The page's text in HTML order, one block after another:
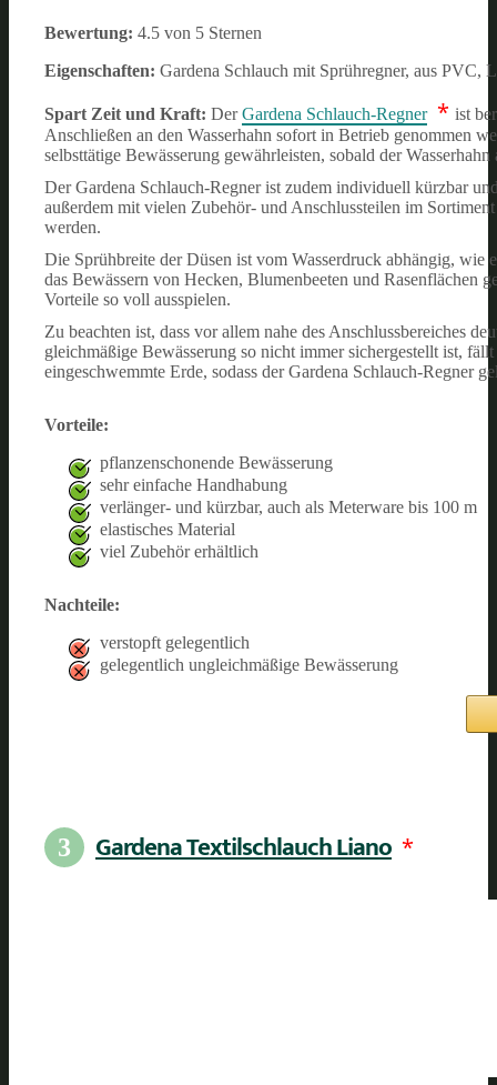
Bewertung: 4.5 von 5 Sternen
Eigenschaften: Gardena Schlauch mit Sprühregner, aus PVC,
Spart Zeit und Kraft: DerGardena Schlauch-Regner * ist
Anschließen an den Wasserhahn sofort in Betrieb genommen
selbsttätige Bewässerung gewährleisten, sobald der
Der Gardena Schlauch-Regner ist zudem individuell kürzbar
außerdem mit vielen Zubehör- und Anschlussteilen im
werden.
Die Sprühbreite der Düsen ist vom Wasserdruck abhängig,
das Bewässern von Hecken, Blumenbeeten und Rasenflächen
Vorteile so voll ausspielen.
Zu beachten ist, dass vor allem nahe des Anschlussbereiches
gleichmäßige Bewässerung so nicht immer sichergestellt ist,
eingeschwemmte Erde, sodass der Gardena Schlauch-Regner
Vorteile:
pflanzenschonende Bewässerung
sehr einfache Handhabung
verlänger- und kürzbar, auch als Meterware bis 100 m
elastisches Material
viel Zubehör erhältlich
Nachteile:
verstopft gelegentlich
gelegentlich ungleichmäßige Bewässerung
3 Gardena Textilschlauch Liano *